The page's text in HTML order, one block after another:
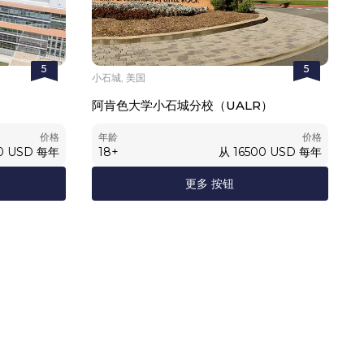
5
价格
USD 每年
5
小石城, 美国
阿肯色大学小石城分校（UALR）
年龄
18+
价格
从 16500 USD 每年
更多 按钮